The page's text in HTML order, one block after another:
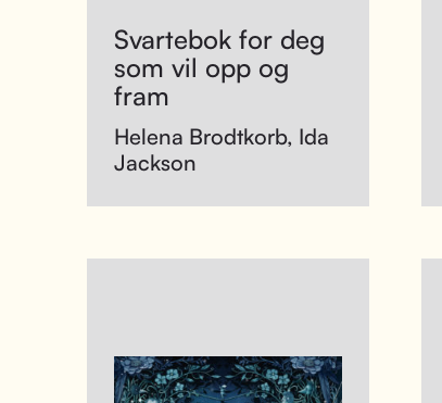
Svartebok for deg
som vil opp og
fram
Helena Brodtkorb, Ida
Jackson